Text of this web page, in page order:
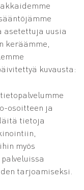
asetettuja uusia
kuvausta:
osoitteen ja
tietoja
myös
tarjoamiseksi.